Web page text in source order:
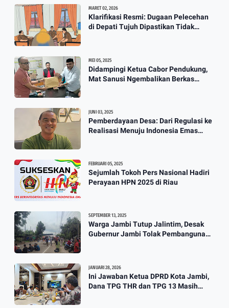
Berkah Banjir, Yusuf Pembuat
Perahu Kebanjiran Orderan Bikin
Perahu
3:57
MARET 02, 2026
Klarifikasi Resmi: Dugaan Pelecehan
di Depati Tujuh Dipastikan Tidak
MEI 05, 2025
Didampingi Ketua Cabor Pendukung,
Mat Sanusi Ngembalikan Berkas
JUNI 03, 2025
Pemberdayaan Desa: Dari Regulasi ke
Realisasi Menuju Indonesia Emas
FEBRUARI 05, 2025
Sejumlah Tokoh Pers Nasional Hadiri
Perayaan HPN 2025 di Riau
SEPTEMBER 13, 2025
Warga Jambi Tutup Jalintim, Desak
Gubernur Jambi Tolak Pembangunan
JANUARI 28, 2026
Ini Jawaban Ketua DPRD Kota Jambi,
Dana TPG THR dan TPG 13 Masih